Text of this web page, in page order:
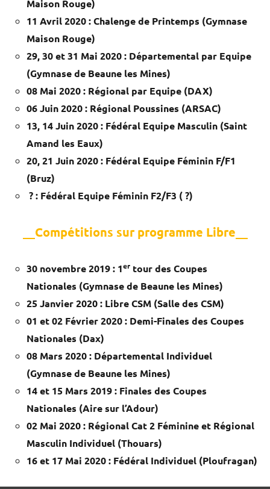
Maison Rouge)
11 Avril 2020 : Chalenge de Printemps (Gymnase
Maison Rouge)
29, 30 et 31 Mai 2020 : Départemental par Equipe
(Gymnase de Beaune les Mines)
08 Mai 2020 : Régional par Equipe (DAX)
06 Juin 2020 : Régional Poussines (ARSAC)
13, 14 Juin 2020 : Fédéral Equipe Masculin (Saint
Amand les Eaux)
20, 21 Juin 2020 : Fédéral Equipe Féminin F/F1
(Bruz)
? : Fédéral Equipe Féminin F2/F3 ( ?)
__Compétitions sur programme Libre__
30 novembre 2019 : 1er tour des Coupes
Nationales (Gymnase de Beaune les Mines)
25 Janvier 2020 : Libre CSM (Salle des CSM)
01 et 02 Février 2020 : Demi-Finales des Coupes
Nationales (Dax)
08 Mars 2020 : Départemental Individuel
(Gymnase de Beaune les Mines)
14 et 15 Mars 2019 : Finales des Coupes
Nationales (Aire sur l’Adour)
02 Mai 2020 : Régional Cat 2 Féminineet Régional
Masculin Individuel (Thouars)
16 et 17 Mai 2020 : Fédéral Individuel (Ploufragan)